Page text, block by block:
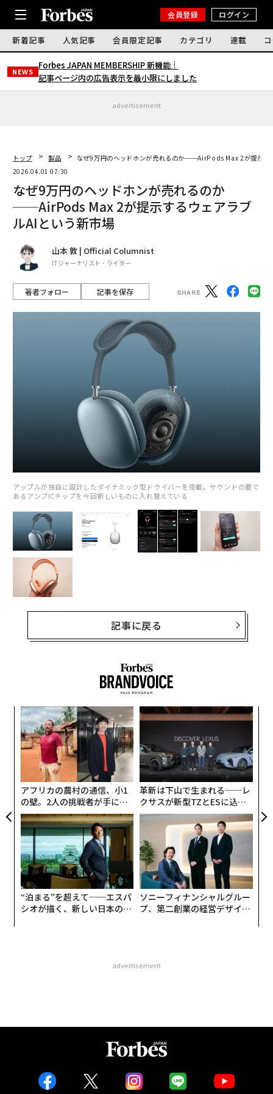
会員登録 ログイン
新着記事 人気記事 会員限定記事 カテゴリ 連載
NEWS
Forbes JAPAN MEMBERSHIP 新機能｜
記事ページ内の広告表示を最小限にしました
advertisement
トップ 製品
なぜ9万円のヘッドホンが売れるのか──AirPods Max 2が提示す
2026.04.01 07:30
なぜ9万円のヘッドホンが売れるのか
──AirPods Max 2が提示するウェアラブ
ルAIという新市場
山本 敦 | Official Columnist
ITジャーナリスト・ライター
著者フォロー 記事を保存
アップルが独自に設計したダイナミック型ドライバーを搭載。サウンドの要で
あるアンプICチップを今回新しいものに入れ替えている
記事に戻る
アフリカの農村の通信、小1
の壁。2人の挑戦者が手にし
た「次なる武器」
革新は下山で生まれる──レ
クサスが新型TZとESに込め
た「DISCOVER」の哲学
“泊まる”を超えて──エスパ
シオが描く、新しい日本のラ
ソニーフィナンシャルグルー
プ、第二創業の経営デザイン
advertisement